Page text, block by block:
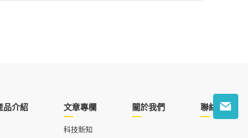
品介紹 文章專欄
科技新知
關於我們 聯絡我們